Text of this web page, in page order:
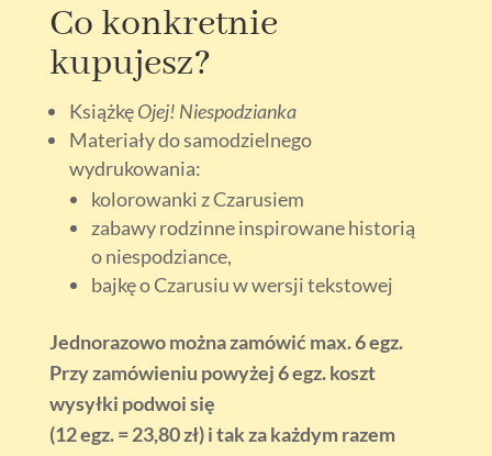
Co konkretnie
kupujesz?
KsiążkęOjej! Niespodzianka
Materiały do samodzielnego
wydrukowania:
kolorowanki z Czarusiem
zabawy rodzinne inspirowane historią
o niespodziance,
bajkę o Czarusiu w wersji tekstowej
Jednorazowo można zamówić max. 6 egz.
Przy zamówieniu powyżej 6 egz. koszt
wysyłki podwoi się
(12 egz. = 23,80 zł) i tak za każdym razem